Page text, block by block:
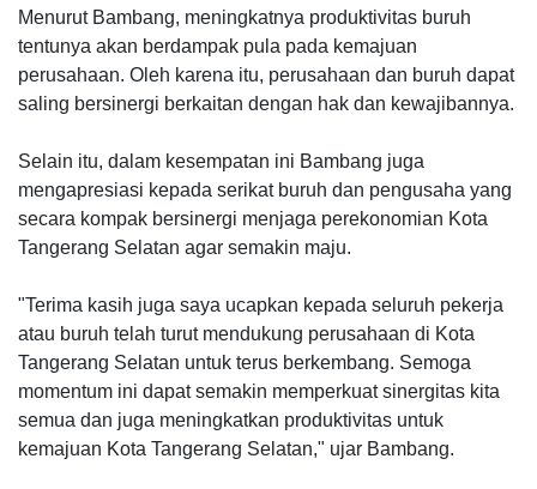
Menurut Bambang, meningkatnya produktivitas buruh
tentunya akan berdampak pula pada kemajuan
perusahaan. Oleh karena itu, perusahaan dan buruh dapat
saling bersinergi berkaitan dengan hak dan kewajibannya.
Selain itu, dalam kesempatan ini Bambang juga
mengapresiasi kepada serikat buruh dan pengusaha yang
secara kompak bersinergi menjaga perekonomian Kota
Tangerang Selatan agar semakin maju.
"Terima kasih juga saya ucapkan kepada seluruh pekerja
atau buruh telah turut mendukung perusahaan di Kota
Tangerang Selatan untuk terus berkembang. Semoga
momentum ini dapat semakin memperkuat sinergitas kita
semua dan juga meningkatkan produktivitas untuk
kemajuan Kota Tangerang Selatan," ujar Bambang.